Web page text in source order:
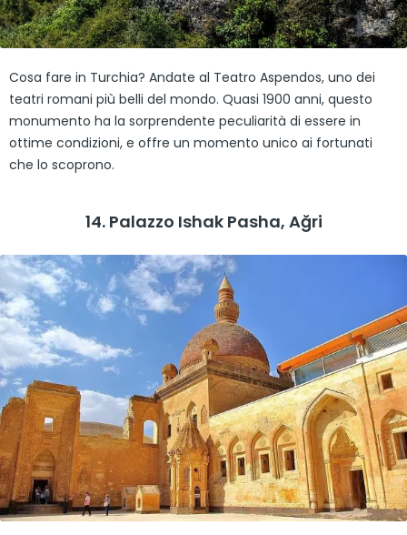
Cosa fare in Turchia? Andate al Teatro Aspendos, uno dei
teatri romani più belli del mondo. Quasi 1900 anni, questo
monumento ha la sorprendente peculiarità di essere in
ottime condizioni, e offre un momento unico ai fortunati
che lo scoprono.
14. Palazzo Ishak Pasha, Ağri